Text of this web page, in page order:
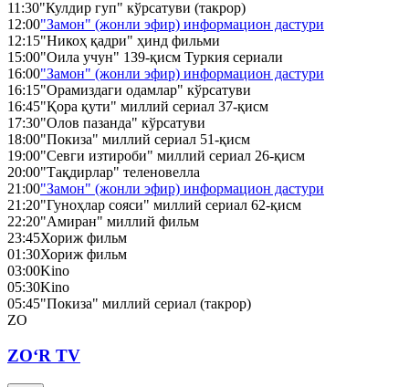
11:30"Кулдир гуп" кўрсатуви (такрор)
12:00"Замон" (жонли эфир) информацион дастури
12:15"Никоҳ қадри" ҳинд фильми
15:00"Оила учун" 139-қисм Туркия сериали
16:00"Замон" (жонли эфир) информацион дастури
16:15"Орамиздаги одамлар" кўрсатуви
16:45"Қора қути" миллий сериал 37-қисм
17:30"Олов пазанда" кўрсатуви
18:00"Покиза" миллий сериал 51-қисм
19:00"Севги изтироби" миллий сериал 26-қисм
20:00"Тақдирлар" теленовелла
21:00"Замон" (жонли эфир) информацион дастури
21:20"Гуноҳлар сояси" миллий сериал 62-қисм
22:20"Амиран" миллий фильм
23:45Хориж фильм
01:30Хориж фильм
03:00Kino
05:30Kino
05:45"Покиза" миллий сериал (такрор)
ZO
ZO‘R TV